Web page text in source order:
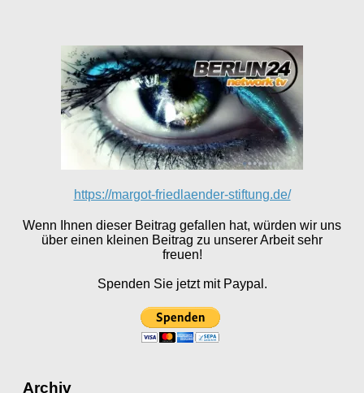
https://margot-friedlaender-stiftung.de/
Wenn Ihnen dieser Beitrag gefallen hat, würden wir uns
über einen kleinen Beitrag zu unserer Arbeit sehr
freuen!
Spenden Sie jetzt mit Paypal.
Archiv